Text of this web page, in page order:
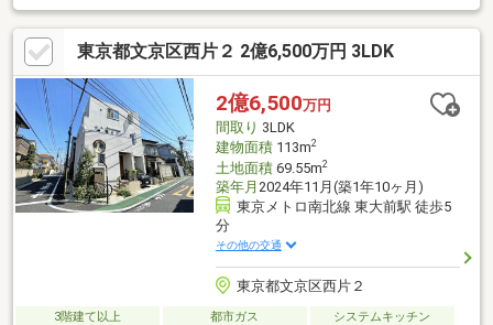
にまで顧客主義を貫く事をお約束いたします■都心エリアに特化
した情報網を駆使し、最良の不動産をご提案■住宅ローンシュミ
レーション無料相談会 毎日随時開催中■ウォールメイトオリジ
ナルの住宅購入・住替え等について 分かりやすく解説したガイド
ブックをご希望者様に【無料プレゼント】～弊社ホームページ～
https://wallmate.co.jp/～
東京都文京区西片２ 2億6,500万円 3LDK
2億6,500万円
間取り 3LDK
建物面積113m2
土地面積69.55m2
築年月 2024年11月(築1年10ヶ月)
東京メトロ南北線 東大前駅 徒歩5
分
その他の交通
東京都文京区西片２
3階建て以上 都市ガス
システムキッチン